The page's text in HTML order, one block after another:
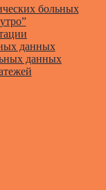
больных
данных
данных